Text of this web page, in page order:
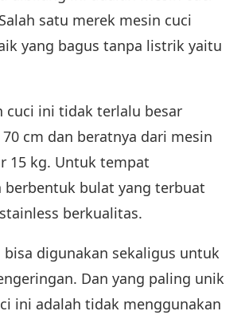
satu merek mesin cuci
yang bagus tanpa listrik yaitu
cuci ini tidak terlalu besar
cm dan beratnya dari mesin
15 kg. Untuk tempat
berbentuk bulat yang terbuat
berkualitas.
bisa digunakan sekaligus untuk
Dan yang paling unik
ini adalah tidak menggunakan